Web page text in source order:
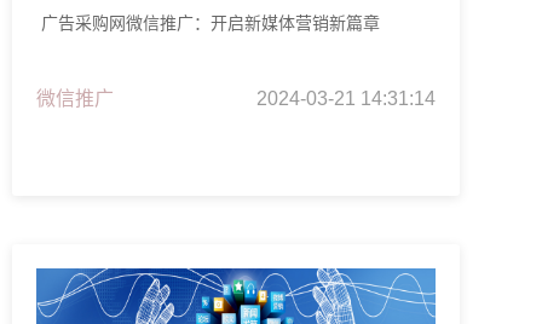
广告采购网微信推广：开启新媒体营销新篇章
微信推广 2024-03-21 14:31:14